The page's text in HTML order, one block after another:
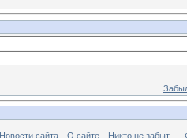
Новости сайта О сайте Никто не забыт...